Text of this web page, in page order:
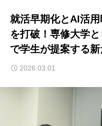
就活早期化とAI活用
を打破！専修大学
で学生が提案する
2026.03.01